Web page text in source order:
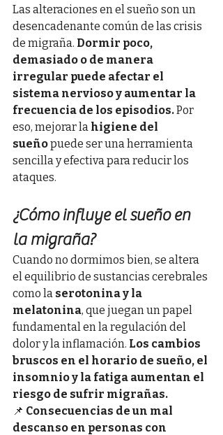
Las alteraciones en el sueño son un
desencadenante común de las crisis
de migraña. Dormir poco,
demasiado o de manera
irregular puede afectar el
sistema nervioso y aumentar la
frecuencia de los episodios. Por
eso, mejorar la higiene del
sueño puede ser una herramienta
sencilla y efectiva para reducir los
ataques.
¿Cómo influye el sueño en
la migraña?
Cuando no dormimos bien, se altera
el equilibrio de sustancias cerebrales
como la serotonina y la
melatonina, que juegan un papel
fundamental en la regulación del
dolor y la inflamación. Los cambios
bruscos en el horario de sueño, el
insomnio y la fatiga aumentan el
riesgo de sufrir migrañas.
📌 Consecuencias de un mal
descanso en personas con